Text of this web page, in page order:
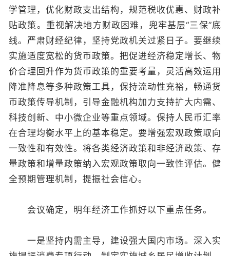
学管理，优化财政支出结构，规范税收优惠、财政补
贴政策。重视解决地方财政困难，兜牢基层“三保”底
线。严肃财经纪律，坚持党政机关过紧日子。要继续
实施适度宽松的货币政策。把促进经济稳定增长、物
价合理回升作为货币政策的重要考量，灵活高效运用
降准降息等多种政策工具，保持流动性充裕，畅通货
币政策传导机制，引导金融机构加力支持扩大内需、
科技创新、中小微企业等重点领域。保持人民币汇率
在合理均衡水平上的基本稳定。要增强宏观政策取向
一致性和有效性。将各类经济政策和非经济政策、存
量政策和增量政策纳入宏观政策取向一致性评估。健
全预期管理机制，提振社会信心。
会议确定，明年经济工作抓好以下重点任务。
一是坚持内需主导，建设强大国内市场。深入实